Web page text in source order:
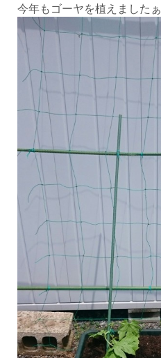
今年もゴーヤを植えましたぁ